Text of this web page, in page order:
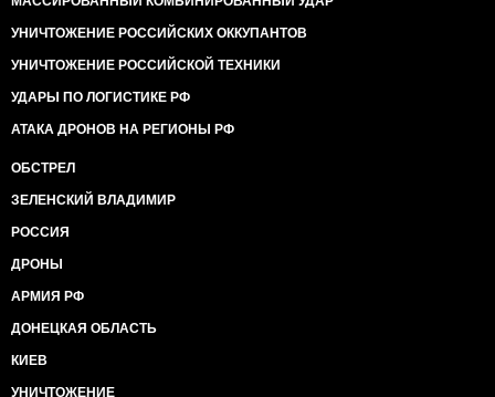
УНИЧТОЖЕНИЕ РОССИЙСКИХ ОККУПАНТОВ
УНИЧТОЖЕНИЕ РОССИЙСКОЙ ТЕХНИКИ
УДАРЫ ПО ЛОГИСТИКЕ РФ
АТАКА ДРОНОВ НА РЕГИОНЫ РФ
ОБСТРЕЛ
ЗЕЛЕНСКИЙ ВЛАДИМИР
РОССИЯ
ДРОНЫ
АРМИЯ РФ
ДОНЕЦКАЯ ОБЛАСТЬ
КИЕВ
УНИЧТОЖЕНИЕ